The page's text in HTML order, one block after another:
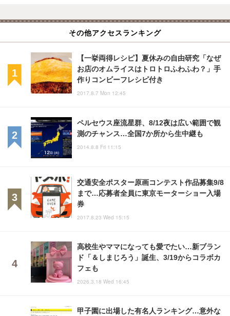
その他アクセスランキング
【一挙両得レシピ】夏休みの自由研究「なぜ
お店のオムライスはトロトロふわふわ？」手
作りコンビーフレシピ付き
2017.8.7 Mon 12:45
ペルセウス座流星群、8/12夜は広い範囲で観
測のチャンス…全国7か所から生中継も
2014.8.8 Fri 11:15
交通安全ポスター原画コンテスト作品募集9/8
まで…応募者全員に東京モーターショー入場
券
2017.8.23 Wed 15:15
高校生やママになっても愛でたい…新ブラン
ド「＆しまじろう」誕生、3/19からコラボカ
フェも
2026.3.18 Wed 16:45
甲子園に出場した有名人ランキング…意外な